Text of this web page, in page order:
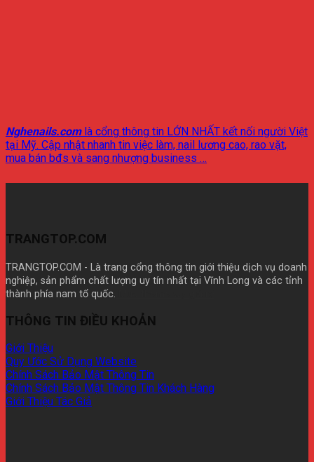
Nghenails.comlà cổng thông tin LỚN NHẤT kết nối người Việt
tại Mỹ. Cập nhật nhanh tin việc làm, nail lương cao, rao vặt,
mua bán bđs và sang nhượng business …
TRANGTOP.COM
TRANGTOP.COM - Là trang cổng thông tin giới thiệu dịch vụ doanh
nghiệp, sản phẩm chất lượng uy tín nhất tại Vĩnh Long và các tỉnh
thành phía nam tổ quốc.
THÔNG TIN ĐIỀU KHOẢN
Giới Thiệu
Quy Ước Sử Dụng Website
Chính Sách Bảo Mật Thông Tin
Chính Sách Bảo Mật Thông Tin Khách Hàng
Giới Thiệu Tác Giả